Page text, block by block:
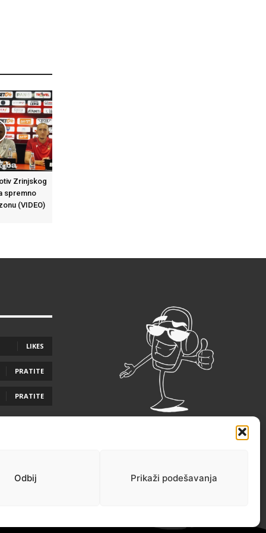
Odbij Prikaži podešavanja
Zrinjskog
spremno
(VIDEO)
LIKES
PRATITE
PRATITE